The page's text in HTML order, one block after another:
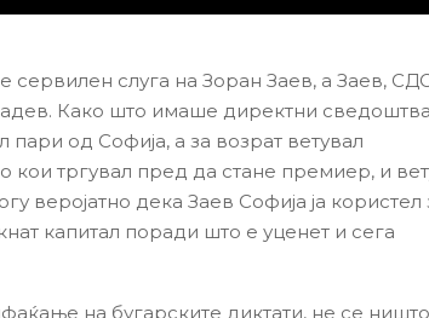
слуга на Зоран Заев, а Заев, СДС
Како што имаше директни сведоштва
пари од Софија, а за возрат ветувал
кои тргувал пред да стане премиер, и
веројатно дека Заев Софија ја користел
капитал поради што е уценет и сега
на бугарските диктати, не се